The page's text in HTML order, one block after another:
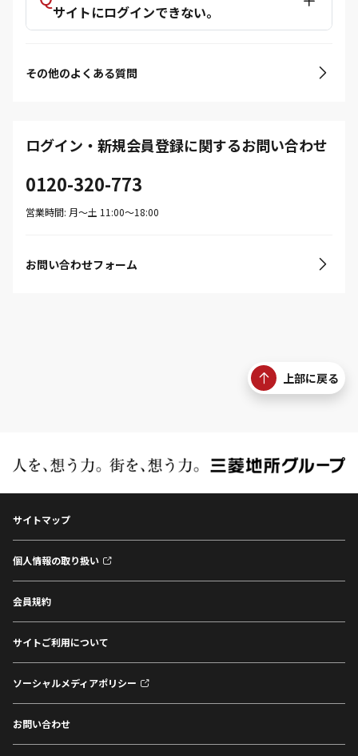
サイトにログインできない。
その他のよくある質問
ログイン・新規会員登録に関するお問い合わせ
0120-320-773
営業時間: 月〜土 11:00〜18:00
お問い合わせフォーム
上部に戻る
サイトマップ
個人情報の取り扱い
会員規約
サイトご利用について
ソーシャルメディアポリシー
お問い合わせ